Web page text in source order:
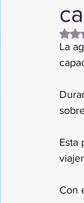
La
Esta
Con